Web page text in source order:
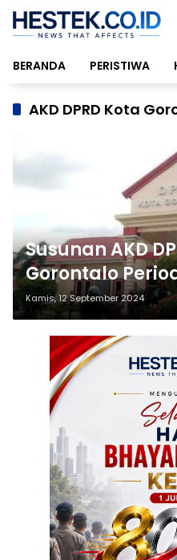
Langsung
konten
BERANDA
PERISTIWA
AKD DPRD Kota
Susunan AKD
Gorontalo
Disahkan
Kamis, 12 September 2024